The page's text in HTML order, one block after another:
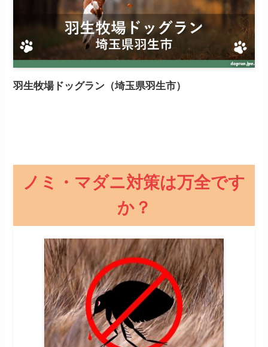
羽生牧場ドッグラン（埼玉県羽生市）
ノミ・マダニ対策は万全です
か？